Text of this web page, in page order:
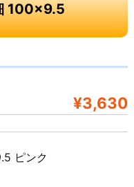
100×9.5
¥3,630
ピンク